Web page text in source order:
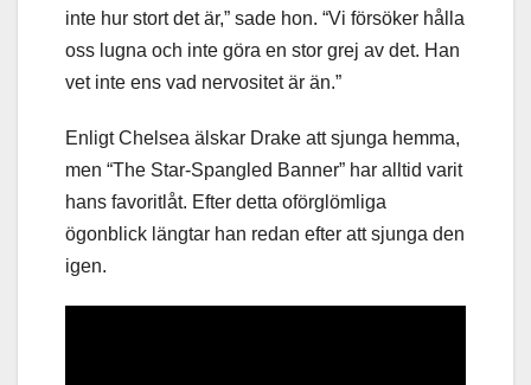
inte hur stort det är,” sade hon. “Vi försöker hålla
oss lugna och inte göra en stor grej av det. Han
vet inte ens vad nervositet är än.”
Enligt Chelsea älskar Drake att sjunga hemma,
men “The Star-Spangled Banner” har alltid varit
hans favoritlåt. Efter detta oförglömliga
ögonblick längtar han redan efter att sjunga den
igen.